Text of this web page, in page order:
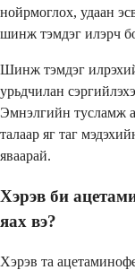
нойрмоглох, удаан
шинж тэмдэг илэрч
Шинж тэмдэг
урьдчилан
Эмнэлгийн тусламж
талаар яг таг
яваарай.
Хэрэв би
яах вэ?
Хэрэв та